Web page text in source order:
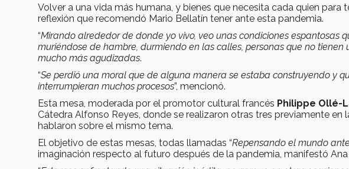
Volver a una vida más humana, y bienes que necesita cada quien para
reflexión que recomendó Mario Bellatín tener ante esta pandemia.
“Mirando alrededor de donde yo vivo, veo unas condiciones espantosas
muriéndose de hambre, durmiendo en las calles, personas que no
mucho más agudizadas.
“Se perdió una moral que de alguna manera se estaba construyendo y
interrumpieran muchos procesos”, mencionó.
Esta mesa, moderada por el promotor cultural francés Philippe Ollé-
Cátedra Alfonso Reyes, donde se realizaron otras tres previamente en
hablaron sobre el mismo tema.
El objetivo de estas mesas, todas llamadas “Repensando el mundo
imaginación respecto al futuro después de la pandemia, manifestó